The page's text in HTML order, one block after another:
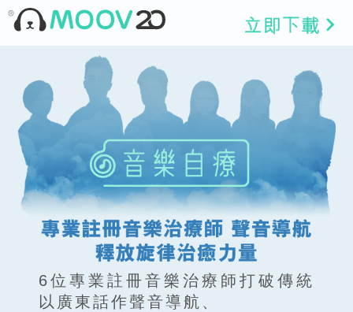
6位專業註冊音樂治療師打破傳統
以廣東話作聲音導航、